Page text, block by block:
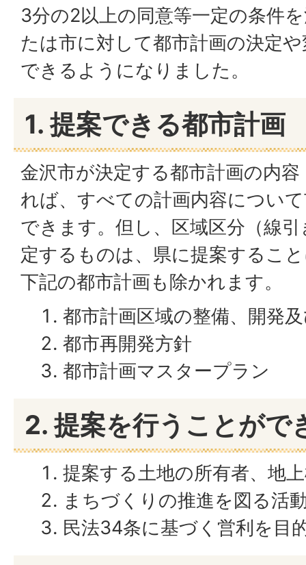
3分の2以上の同意等一定の条件
たは市に対して都市計画の決定
できるようになりました。
1. 提案できる都市計画
金沢市が決定する都市計画の内
れば、すべての計画内容につい
できます。但し、区域区分（線
定するものは、県に提案するこ
下記の都市計画も除かれます。
都市計画区域の整備、開発
都市再開発方針
都市計画マスタープラン
2. 提案を行うことがで
提案する土地の所有者、地
まちづくりの推進を図る活
民法34条に基づく営利を目